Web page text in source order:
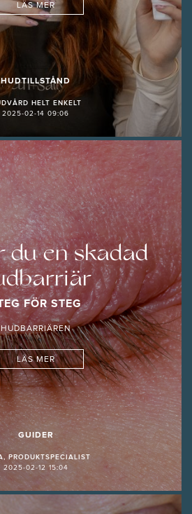
LÄS MER
HUDTILLSTÅND
HELT ENKELT
2025-02-14 09:06
du en skadad
FÖR STEG
HUDBARRIÄREN
LÄS MER
GUIDER
PRODUKTSPECIALIST
2025-02-12 15:04